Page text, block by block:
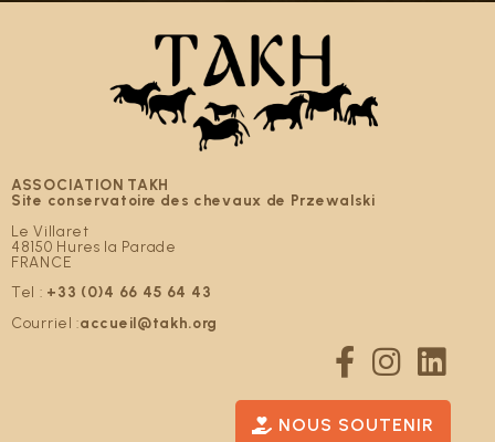
ASSOCIATION TAKH
Site conservatoire des chevaux de Przewalski
Le Villaret
48150 Hures la Parade
FRANCE
Tel : +33 (0)4 66 45 64 43
Courriel :accueil@takh.org
NOUS SOUTENIR